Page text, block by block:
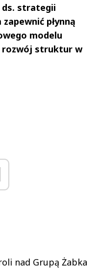
strategii
płynną
modelu
rozwój struktur w
nad Grupą Żabka